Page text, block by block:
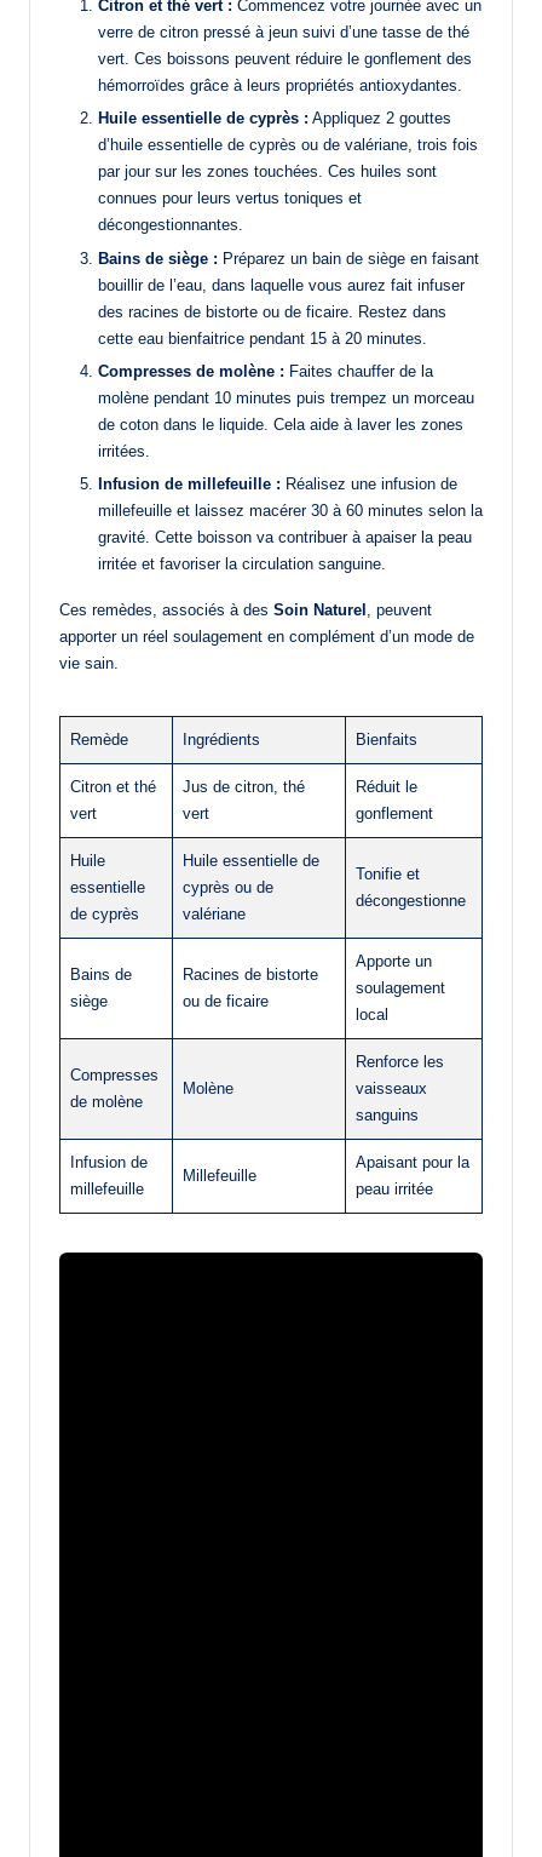
Citron et thé vert : Commencez votre journée avec un
verre de citron pressé à jeun suivi d’une tasse de thé
vert. Ces boissons peuvent réduire le gonflement des
hémorroïdes grâce à leurs propriétés antioxydantes.
Huile essentielle de cyprès : Appliquez 2 gouttes
d’huile essentielle de cyprès ou de valériane, trois fois
par jour sur les zones touchées. Ces huiles sont
connues pour leurs vertus toniques et
décongestionnantes.
Bains de siège : Préparez un bain de siège en faisant
bouillir de l’eau, dans laquelle vous aurez fait infuser
des racines de bistorte ou de ficaire. Restez dans
cette eau bienfaitrice pendant 15 à 20 minutes.
Compresses de molène : Faites chauffer de la
molène pendant 10 minutes puis trempez un morceau
de coton dans le liquide. Cela aide à laver les zones
irritées.
Infusion de millefeuille : Réalisez une infusion de
millefeuille et laissez macérer 30 à 60 minutes selon la
gravité. Cette boisson va contribuer à apaiser la peau
irritée et favoriser la circulation sanguine.
Ces remèdes, associés à des Soin Naturel
, peuvent
apporter un réel soulagement en complément d’un mode de
vie sain.
Remède Ingrédients Bienfaits
Citron et thé
vert
Jus de citron, thé
vert
Réduit le
gonflement
Huile
essentielle
de cyprès
Huile essentielle de
cyprès ou de
valériane
Tonifie et
décongestionne
Bains de
siège
Racines de bistorte
ou de ficaire
Apporte un
soulagement
local
Compresses
de molène
Molène
Renforce les
vaisseaux
sanguins
Infusion de
millefeuille
Millefeuille
Apaisant pour la
peau irritée